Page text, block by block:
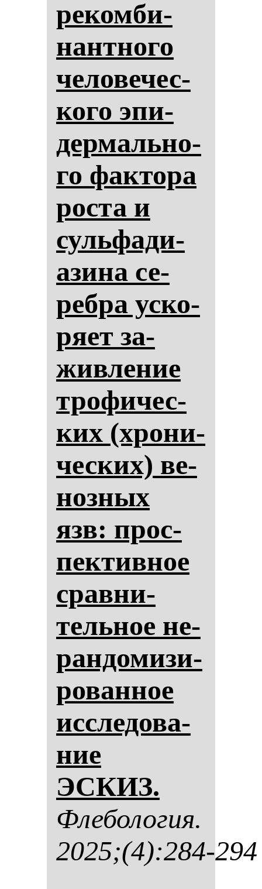
ре­ком­би­
нан­тно­го
че­ло­ве­чес­
ко­го эпи­
дер­маль­но­
го фак­то­ра
рос­та и
суль­фа­ди­
ази­на се­
реб­ра ус­ко­
ря­ет за­
жив­ле­ние
тро­фи­чес­
ких (хро­ни­
чес­ких) ве­
ноз­ных
язв: прос­
пек­тив­ное
срав­ни­
тель­ное не­
ран­до­ми­зи­
ро­ван­ное
ис­сле­до­ва­
ние
ЭСКИЗ.
Фле­бо­ло­гия.
2025;(4):284-294